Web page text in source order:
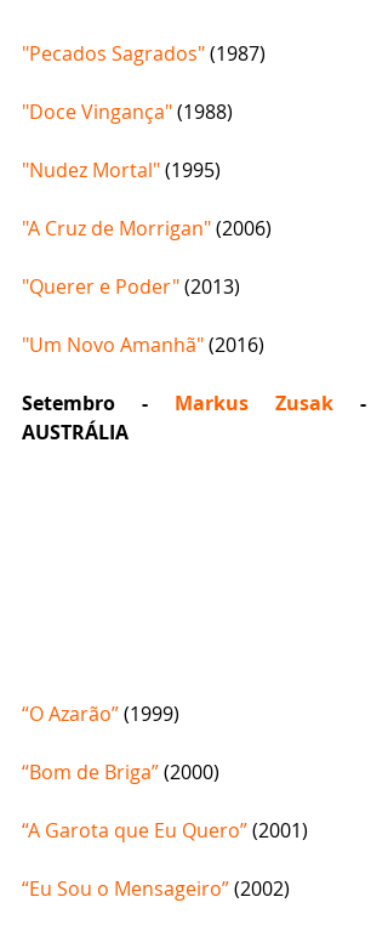
"Pecados Sagrados" (1987)
"Doce Vingança" (1988)
"Nudez Mortal" (1995)
"A Cruz de Morrigan" (2006)
"Querer e Poder" (2013)
"Um Novo Amanhã" (2016)
Setembro - Markus Zusak -
AUSTRÁLIA
“O Azarão” (1999)
“Bom de Briga” (2000)
“A Garota que Eu Quero” (2001)
“Eu Sou o Mensageiro” (2002)